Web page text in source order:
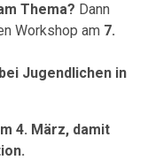
Thema? Dann
Workshop am 7.
Jugendlichen in
4. März, damit